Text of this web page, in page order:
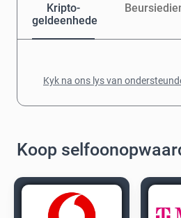
Kripto-
geldeenhede
Kyk na ons lys van
Koop